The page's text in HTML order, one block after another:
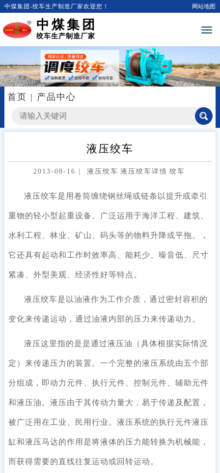
中煤集团-绞车生产制造厂家欢迎您！ 网站地图
中煤集团
绞车生产制造厂家
首页 | 产品中心
液压绞车
2013-08-16 液压绞车 液压绞车详情 绞车
液压绞车是用卷筒缠绕钢丝绳或链条以提升或牵引
重物的轻小型起重设备。广泛运用于海洋工程、建筑、
水利工程、林业、矿山、码头等的物料升降或平拖。，
它还具有起动和工作时效率高、能耗少、噪音低、尺寸
紧凑、外型美观、经济性好等特点。
液压绞车是以油液作为工作介质，通过密封容积的
变化来传递运动，通过油液内部的压力来传递动力。
液压这里指的是是通过液压油（具体根据实际情况
定）来传递压力的装置。一个完整的液压系统由五个部
分组成，即动力元件、执行元件、控制元件、辅助元件
和液压油。液压由于其传动力量大，易于传递及配置，
被广泛用在工业、民用行业。液压系统的执行元件液压
缸和液压马达的作用是将液体的压力能转换为机械能，
而获得需要的直线往复运动或回转运动。